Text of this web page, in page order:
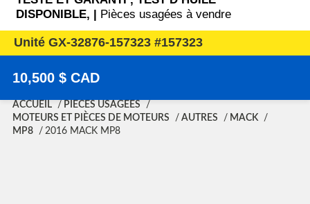
DISPONIBLE, | Pièces usagées à vendre
Unité GX-32876-157323 #157323
10,500 $ CAD
ACCUEIL
PIÈCES USAGÉES
MOTEURS ET PIÈCES DE MOTEURS
AUTRES
MACK
MP8
2016 MACK MP8